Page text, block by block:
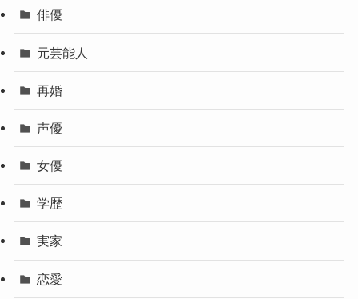
俳優
元芸能人
再婚
声優
女優
学歴
実家
恋愛